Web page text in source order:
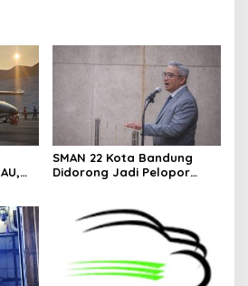
SMAN 22 Kota Bandung
Didorong Jadi Pelopor